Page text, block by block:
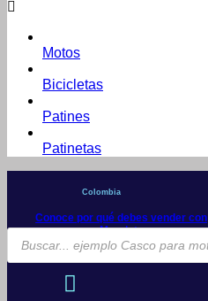
Motos
Bicicletas
Patines
Patinetas
Colombia
Conoce por qué debes vender con
Mercleta
Búsqueda
productos